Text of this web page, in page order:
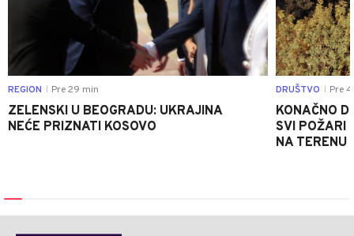
REGION Pre 29 min
ZELENSKI U BEOGRADU: UKRAJINA
NEĆE PRIZNATI KOSOVO
DRUŠTVO Pre
KONAČNO
SVI POŽARI
NA TERENU